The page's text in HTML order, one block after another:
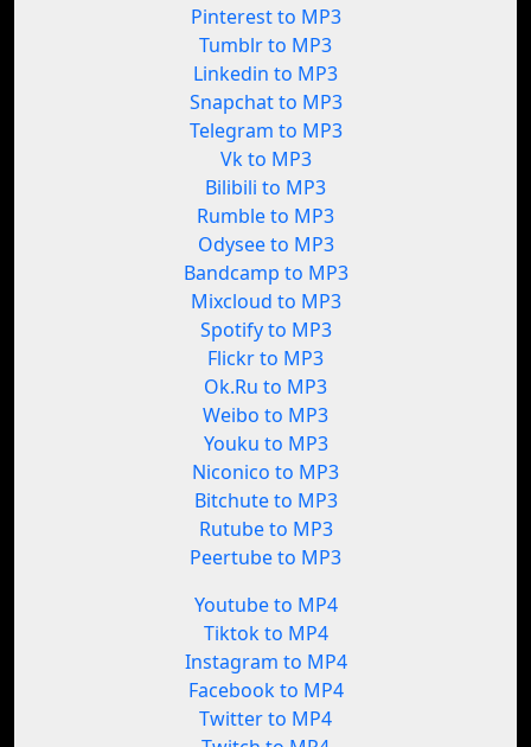
Pinterest to MP3
Tumblr to MP3
Linkedin to MP3
Snapchat to MP3
Telegram to MP3
Vk to MP3
Bilibili to MP3
Rumble to MP3
Odysee to MP3
Bandcamp to MP3
Mixcloud to MP3
Spotify to MP3
Flickr to MP3
Ok.Ru to MP3
Weibo to MP3
Youku to MP3
Niconico to MP3
Bitchute to MP3
Rutube to MP3
Peertube to MP3
Youtube to MP4
Tiktok to MP4
Instagram to MP4
Facebook to MP4
Twitter to MP4